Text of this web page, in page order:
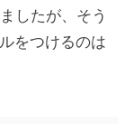
したが、そう
をつけるのは